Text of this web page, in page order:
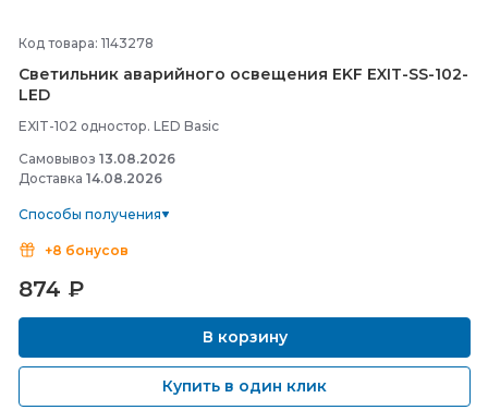
Код товара: 1143278
Светильник аварийного освещения EKF EXIT-SS-102-
LED
EXIT-102 одностор. LED Basic
Самовывоз 13.08.2026
Доставка 14.08.2026
Способы получения
+8 бонусов
874 ₽
В корзину
Купить в один клик